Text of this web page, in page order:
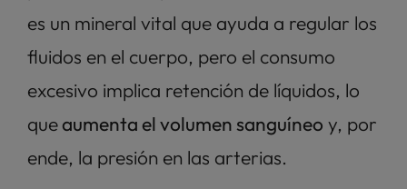
es un mineral vital que ayuda a regular los
fluidos en el cuerpo, pero el consumo
excesivo implica retención de líquidos, lo
que aumenta el volumen sanguíneo y, por
ende, la presión en las arterias.